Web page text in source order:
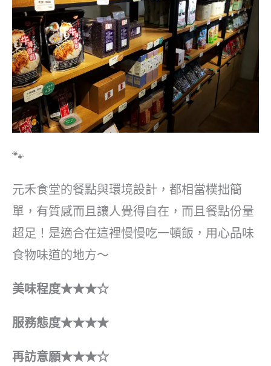
🐾
元禾食堂的餐點與環境設計，都相當樸拙簡
單，有質感而且讓人覺得自在，而且餐點份量
超足！是適合在這裡慢慢吃一頓飯，用心品味
食物味道的地方～
美味程度★★★☆
服務態度★★★★
再訪意願★★★☆